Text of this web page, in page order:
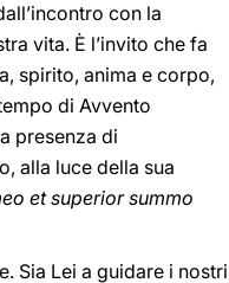
con la
vita. È l’invito che fa
spirito, anima e corpo,
di Avvento
presenza di
alla luce della sua
et superior summo
Sia Lei a guidare i nostri